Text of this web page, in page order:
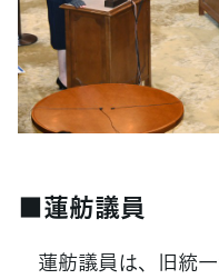
■蓮舫議員
蓮舫議員は、旧統